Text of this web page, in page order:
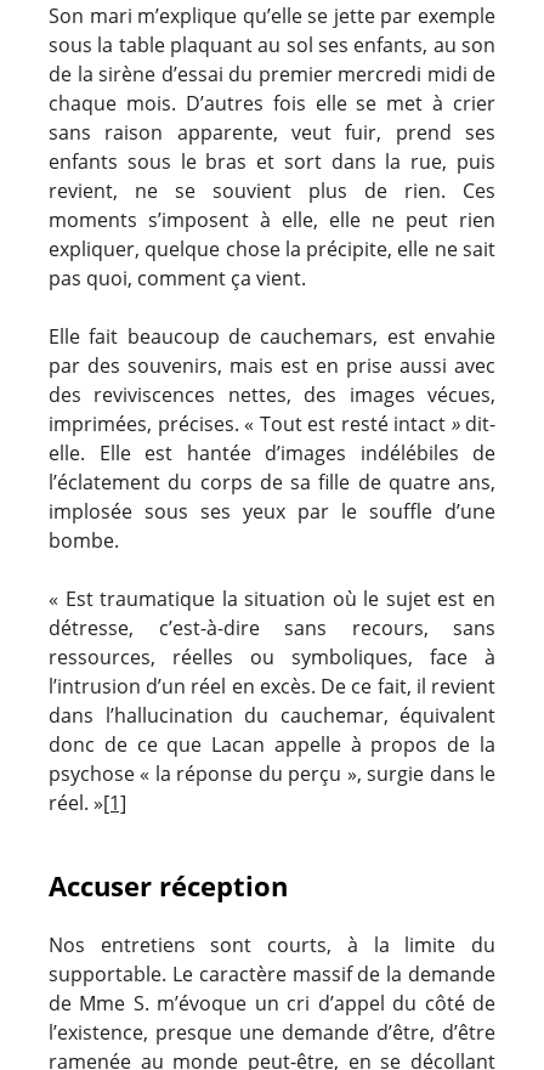
Son mari m’explique qu’elle se jette par exemple
sous la table plaquant au sol ses enfants, au son
de la sirène d’essai du premier mercredi midi de
chaque mois. D’autres fois elle se met à crier
sans raison apparente, veut fuir, prend ses
enfants sous le bras et sort dans la rue, puis
revient, ne se souvient plus de rien. Ces
moments s’imposent à elle, elle ne peut rien
expliquer, quelque chose la précipite, elle ne sait
pas quoi, comment ça vient.
Elle fait beaucoup de cauchemars, est envahie
par des souvenirs, mais est en prise aussi avec
des reviviscences nettes, des images vécues,
imprimées, précises. « Tout est resté intact » dit-
elle. Elle est hantée d’images indélébiles de
l’éclatement du corps de sa fille de quatre ans,
implosée sous ses yeux par le souffle d’une
bombe.
« Est traumatique la situation où le sujet est en
détresse, c’est-à-dire sans recours, sans
ressources, réelles ou symboliques, face à
l’intrusion d’un réel en excès. De ce fait, il revient
dans l’hallucination du cauchemar, équivalent
donc de ce que Lacan appelle à propos de la
psychose « la réponse du perçu », surgie dans le
réel. »[1]
Accuser réception
Nos entretiens sont courts, à la limite du
supportable. Le caractère massif de la demande
de Mme S. m’évoque un cri d’appel du côté de
l’existence, presque une demande d’être, d’être
ramenée au monde peut-être, en se décollant